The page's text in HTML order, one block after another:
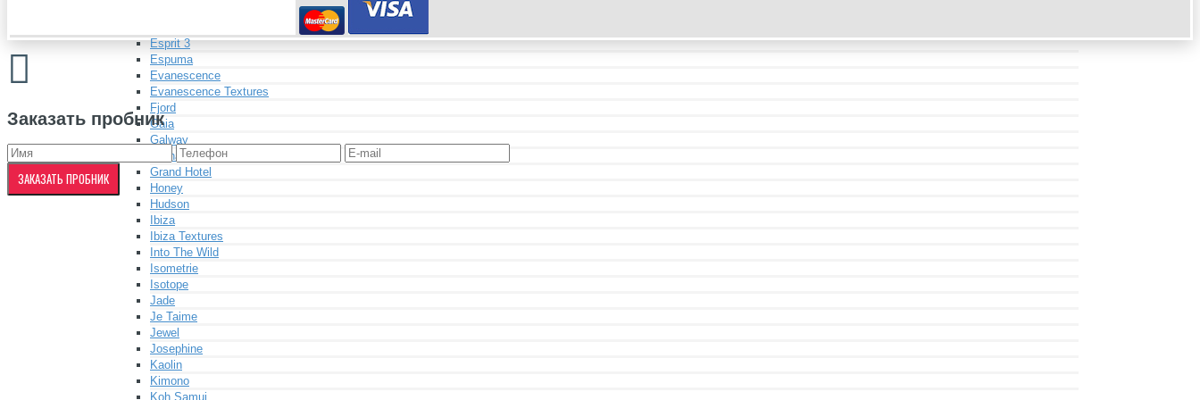
Esprit 3
Espuma
Evanescence
Evanescence Textures
Fjord
Gaia
Galway
Granada
Grand Hotel
Honey
Hudson
Ibiza
Ibiza Textures
Into The Wild
Isometrie
Isotope
Jade
Je Taime
Jewel
Josephine
Kaolin
Kimono
Koh Samui
Заказать пробник
ЗАКАЗАТЬ ПРОБНИК